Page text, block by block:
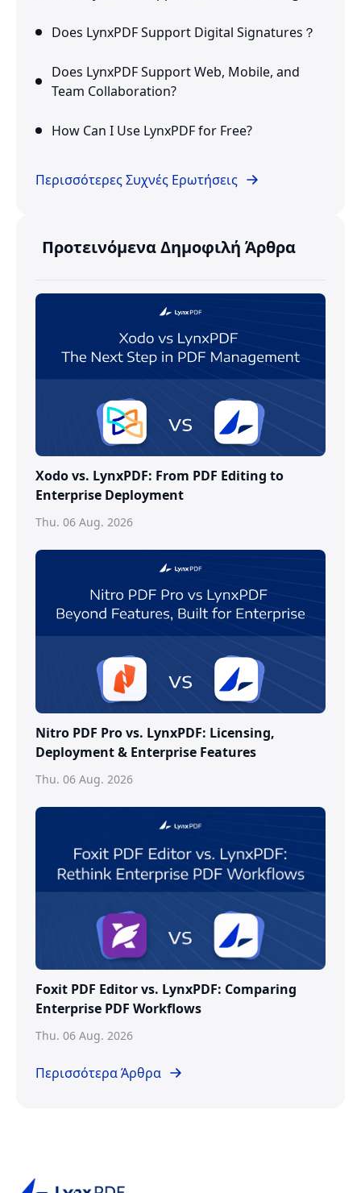
Does LynxPDF Support Digital Signatures？
Does LynxPDF Support Web, Mobile, and
Team Collaboration?
How Can I Use LynxPDF for Free?
Περισσότερες Συχνές Ερωτήσεις
Προτεινόμενα Δημοφιλή Άρθρα
Xodo vs. LynxPDF: From PDF Editing to
Enterprise Deployment
Thu. 06 Aug. 2026
Nitro PDF Pro vs. LynxPDF: Licensing,
Deployment & Enterprise Features
Thu. 06 Aug. 2026
Foxit PDF Editor vs. LynxPDF: Comparing
Enterprise PDF Workflows
Thu. 06 Aug. 2026
Περισσότερα Άρθρα